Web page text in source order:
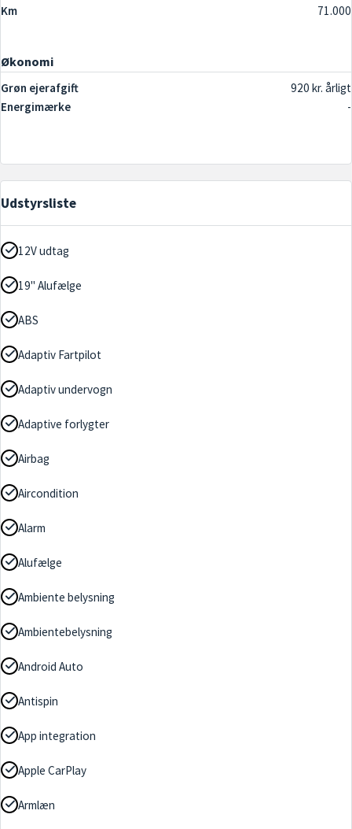
Km
71.000
Økonomi
Grøn ejerafgift
920 kr. årligt
Energimærke
-
Udstyrsliste
12V udtag
19" Alufælge
ABS
Adaptiv Fartpilot
Adaptiv undervogn
Adaptive forlygter
Airbag
Aircondition
Alarm
Alufælge
Ambiente belysning
Ambientebelysning
Android Auto
Antispin
App integration
Apple CarPlay
Armlæn